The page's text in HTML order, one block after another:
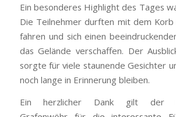
Ein besonderes Highlight des Tages
Die Teilnehmer durften mit dem
fahren und sich einen
das Gelände verschaffen. Der
sorgte für viele staunende Gesichter
noch lange in Erinnerung bleiben.
Ein herzlicher Dank gilt der